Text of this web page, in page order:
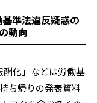
準法違反疑惑の
動向
酬化」などは労働基
ち帰りの発表資料